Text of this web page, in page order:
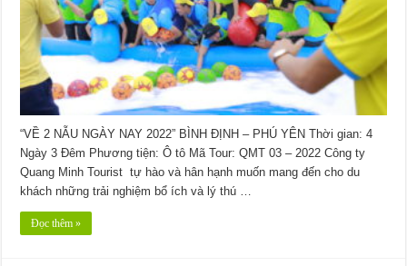
“VỀ 2 NẪU NGÀY NAY 2022” BÌNH ĐỊNH – PHÚ YÊN Thời gian: 4
Ngày 3 Đêm Phương tiện: Ô tô Mã Tour: QMT 03 – 2022 Công ty
Quang Minh Tourist tự hào và hân hạnh muốn mang đến cho du
khách những trải nghiệm bổ ích và lý thú …
Đọc thêm »